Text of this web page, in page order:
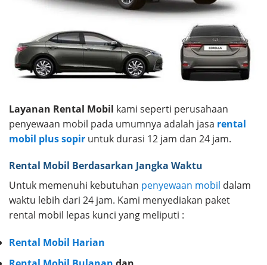
Layanan Rental Mobil kami seperti perusahaan
penyewaan mobil pada umumnya adalah jasa rental
mobil plus sopir untuk durasi 12 jam dan 24 jam.
Rental Mobil Berdasarkan Jangka Waktu
Untuk memenuhi kebutuhan penyewaan mobil dalam
waktu lebih dari 24 jam. Kami menyediakan paket
rental mobil lepas kunci yang meliputi :
Rental Mobil Harian